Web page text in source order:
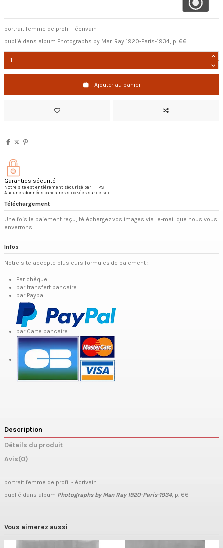
portrait femme de profil - écrivain
publié dans album Photographs by Man Ray 1920-Paris-1934, p. 66
Ajouter au panier
Garanties sécurité
Notre site est entièrement sécurisé par HTPS
Aucunes données bancaires stockées sur ce site
Téléchargement
Une fois le paiement reçu, téléchargez vos images via l'e-mail que nous vous
enverrons.
Infos
Notre site accepte plusieurs formules de paiement :
Par chèque
par transfert bancaire
par Paypal
par Carte bancaire
Description
Détails du produit
Avis(0)
portrait femme de profil - écrivain
publié dans album Photographs by Man Ray 1920-Paris-1934, p. 66
Vous aimerez aussi